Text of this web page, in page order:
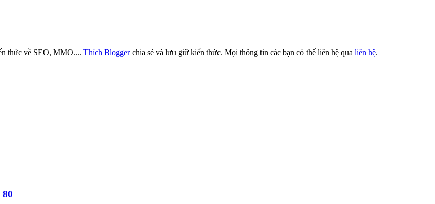
thức về SEO, MMO.... Thích Bloggerchia sẻ và lưu giữ kiến thức. Mọi thông tin các bạn có thể liên hệ qua liên hệ.